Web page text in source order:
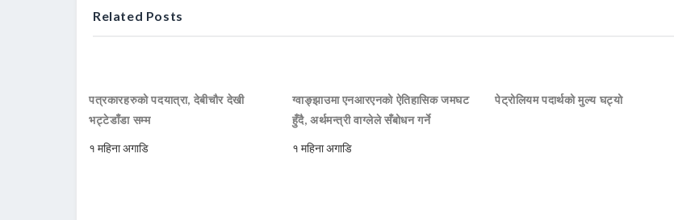
Related Posts
पत्रकारहरुको पदयात्रा, देबीचौर देखी
भट्टेडाँडा सम्म
१ महिना अगाडि
ग्वाङ्झाउमा एनआरएनको ऐतिहासिक जमघट
हुँदै, अर्थमन्त्री वाग्लेले सँबोधन गर्ने
१ महिना अगाडि
पेट्रोलियम पदार्थको मुल्य घट्यो